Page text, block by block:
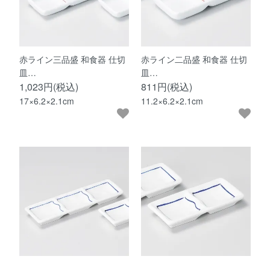
赤ライン三品盛 和食器 仕切
皿…
1,023円(税込)
17×6.2×2.1cm
赤ライン二品盛 和食器 仕切
皿…
811円(税込)
11.2×6.2×2.1cm